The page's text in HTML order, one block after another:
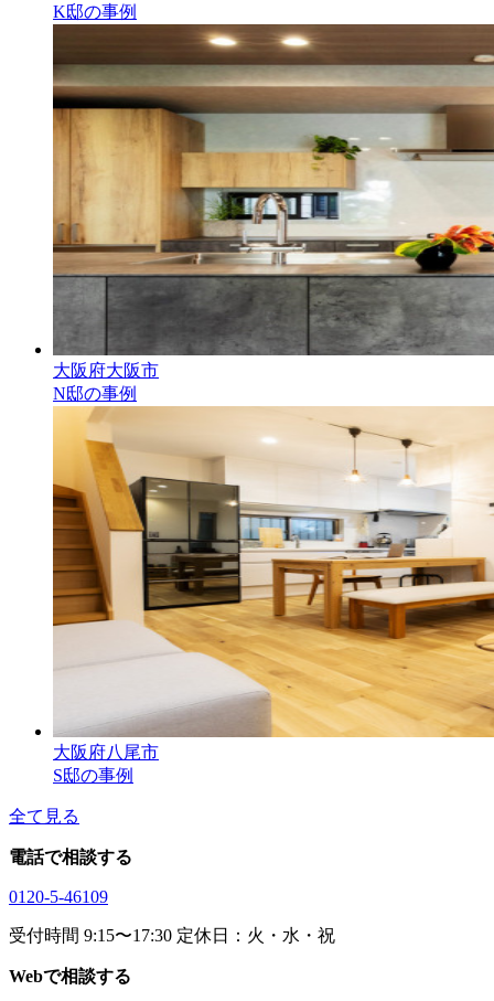
K邸の事例
大阪府大阪市
N邸の事例
大阪府八尾市
S邸の事例
全て見る
電話で相談する
0120-5-46109
受付時間 9:15〜17:30 定休日：火・水・祝
Webで相談する